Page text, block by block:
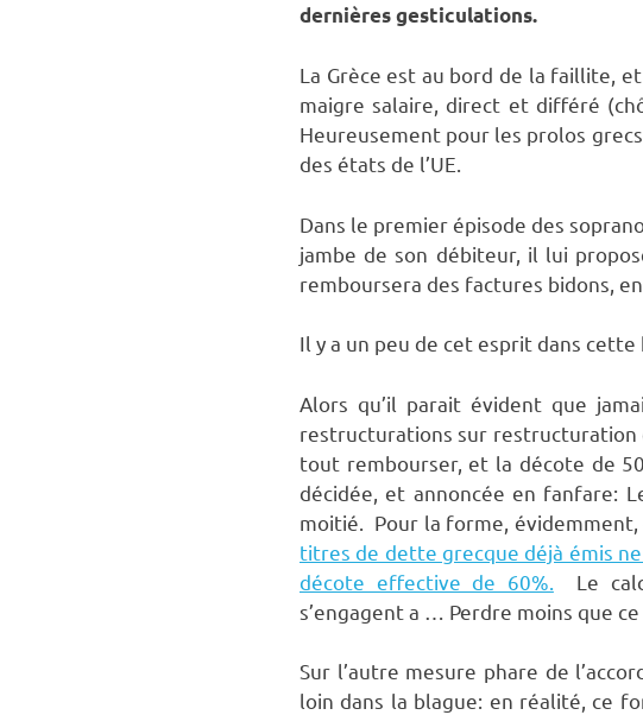
dernières gesticulations.
La Grèce est au bord de la faillite,
maigre salaire, direct et différé
Heureusement pour les prolos
des états de l’UE.
Dans le premier épisode des
jambe de son débiteur, il lui
remboursera des factures bidons,
Il y a un peu de cet esprit dans
Alors qu’il parait évident que
restructurations sur restructuration
tout rembourser, et la décote de
décidée, et annoncée en fanfare:
moitié. Pour la forme,
titres de dette grecque déjà émis
décote effective de 60%.
Le
s’engagent a … Perdre moins que
Sur l’autre mesure phare de
loin dans la blague: en réalité, ce